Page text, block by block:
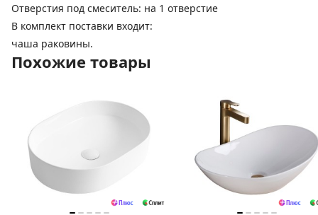
Отверстия под смеситель: на 1 отверстие
В комплект поставки входит:
чаша раковины.
Похожие товары